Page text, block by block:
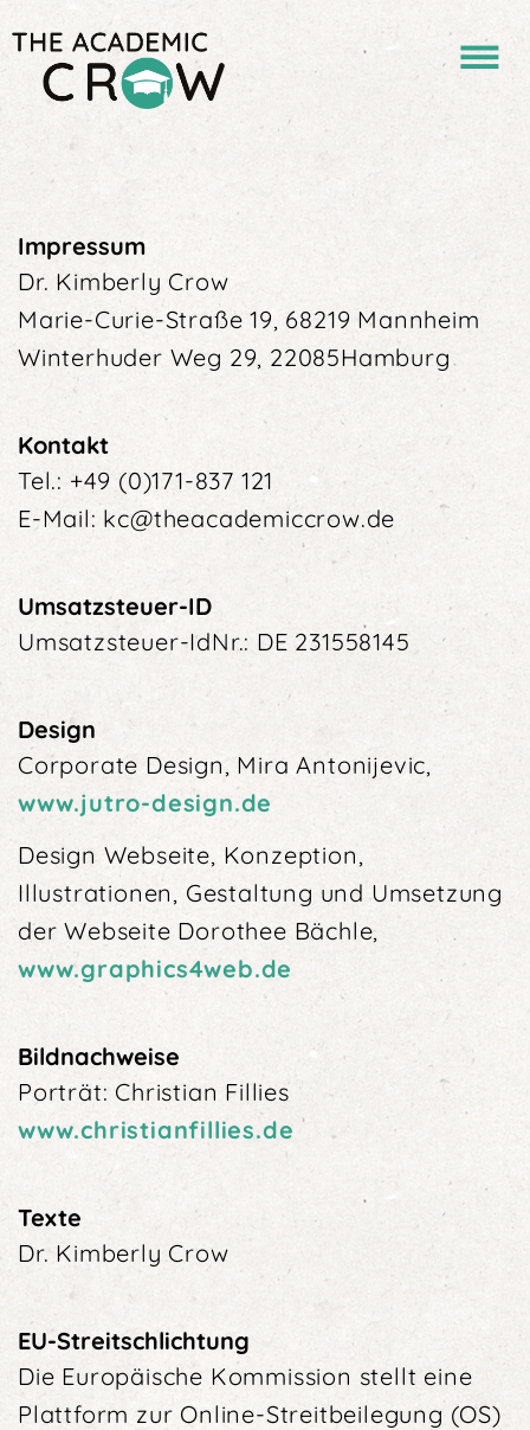
Impressum
Dr. Kimberly Crow
Marie-Curie-Straße 19, 68219 Mannheim
Winterhuder Weg 29, 22085Hamburg
Kontakt
Tel.: +49 (0)171-837 121
E-Mail: kc@theacademiccrow.de
Umsatzsteuer-ID
Umsatzsteuer-IdNr.: DE 231558145
Design
Corporate Design, Mira Antonijevic,
www.jutro-design.de
Design Webseite, Konzeption,
Illustrationen, Gestaltung und Umsetzung
der Webseite Dorothee Bächle,
www.graphics4web.de
Bildnachweise
Porträt: Christian Fillies
www.christianfillies.de
Texte
Dr. Kimberly Crow
EU-Streitschlichtung
Die Europäische Kommission stellt eine
Plattform zur Online-Streitbeilegung (OS)